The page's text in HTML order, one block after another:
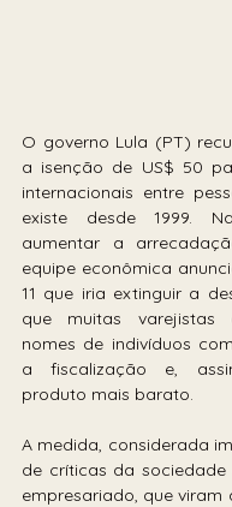
O governo Lula (PT)
a isenção de US$ 50
internacionais entre
existe desde 1999.
aumentar a
equipe econômica
11 que iria extinguir a
que muitas varejistas
nomes de indivíduos
a fiscalização e,
produto mais barato.
A medida, considerada
de críticas da
empresariado, que